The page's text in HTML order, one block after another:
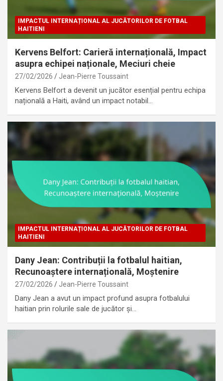
IMPACTUL INTERNAȚIONAL AL JUCĂTORILOR DE FOTBAL
HAITIENI
Kervens Belfort: Carieră internațională, Impact
asupra echipei naționale, Meciuri cheie
27/02/2026 Jean-Pierre Toussaint
Kervens Belfort a devenit un jucător esențial pentru echipa
națională a Haiti, având un impact notabil…
IMPACTUL INTERNAȚIONAL AL JUCĂTORILOR DE FOTBAL
HAITIENI
Dany Jean: Contribuții la fotbalul haitian,
Recunoaștere internațională, Moștenire
27/02/2026 Jean-Pierre Toussaint
Dany Jean a avut un impact profund asupra fotbalului
haitian prin rolurile sale de jucător și…